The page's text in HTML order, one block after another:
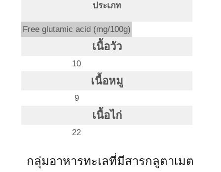
ประเภท
Free glutamic acid (mg/100g)
เนื้อวัว
10
เนื้อหมู
9
เนื้อไก่
22
กลุ่มอาหารทะเลที่มีสารกลูตาเมต